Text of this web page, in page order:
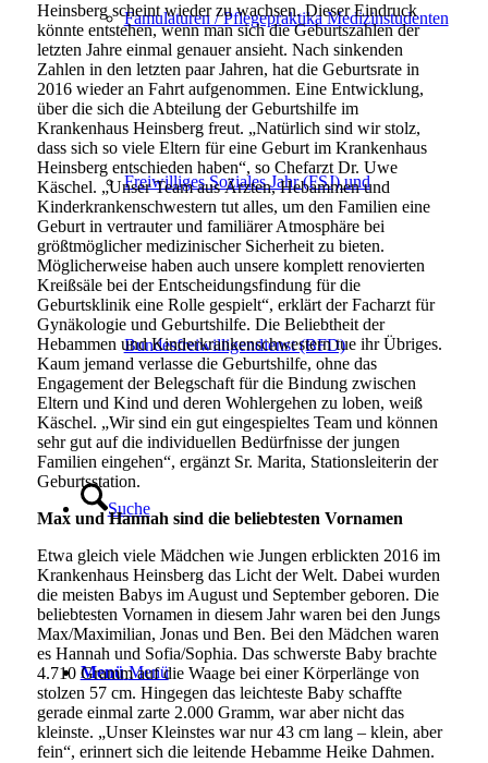
Famulaturen / Pflegepraktika Medizinstudenten
Freiwilliges Soziales Jahr (FSJ) und
Bundesfreiwilligendienst (BFD)
Suche
Menü Menü
Heinsberg scheint wieder zu wachsen. Dieser Eindruck
könnte entstehen, wenn man sich die Geburtszahlen der
letzten Jahre einmal genauer ansieht. Nach sinkenden
Zahlen in den letzten paar Jahren, hat die Geburtsrate in
2016 wieder an Fahrt aufgenommen. Eine Entwicklung,
über die sich die Abteilung der Geburtshilfe im
Krankenhaus Heinsberg freut. „Natürlich sind wir stolz,
dass sich so viele Eltern für eine Geburt im Krankenhaus
Heinsberg entschieden haben“, so Chefarzt Dr. Uwe
Käschel. „Unser Team aus Ärzten, Hebammen und
Kinderkrankenschwestern tut alles, um den Familien eine
Geburt in vertrauter und familiärer Atmosphäre bei
größtmöglicher medizinischer Sicherheit zu bieten.
Möglicherweise haben auch unsere komplett renovierten
Kreißsäle bei der Entscheidungsfindung für die
Geburtsklinik eine Rolle gespielt“, erklärt der Facharzt für
Gynäkologie und Geburtshilfe. Die Beliebtheit der
Hebammen und Kinderkrankenschwestern tue ihr Übriges.
Kaum jemand verlasse die Geburtshilfe, ohne das
Engagement der Belegschaft für die Bindung zwischen
Eltern und Kind und deren Wohlergehen zu loben, weiß
Käschel. „Wir sind ein gut eingespieltes Team und können
sehr gut auf die individuellen Bedürfnisse der jungen
Familien eingehen“, ergänzt Sr. Marita, Stationsleiterin der
Geburtsstation.
Max und Hannah sind die beliebtesten Vornamen
Etwa gleich viele Mädchen wie Jungen erblickten 2016 im
Krankenhaus Heinsberg das Licht der Welt. Dabei wurden
die meisten Babys im August und September geboren. Die
beliebtesten Vornamen in diesem Jahr waren bei den Jungs
Max/Maximilian, Jonas und Ben. Bei den Mädchen waren
es Hannah und Sofia/Sophia. Das schwerste Baby brachte
4.710 Gramm auf die Waage bei einer Körperlänge von
stolzen 57 cm. Hingegen das leichteste Baby schaffte
gerade einmal zarte 2.000 Gramm, war aber nicht das
kleinste. „Unser Kleinstes war nur 43 cm lang – klein, aber
fein“, erinnert sich die leitende Hebamme Heike Dahmen.